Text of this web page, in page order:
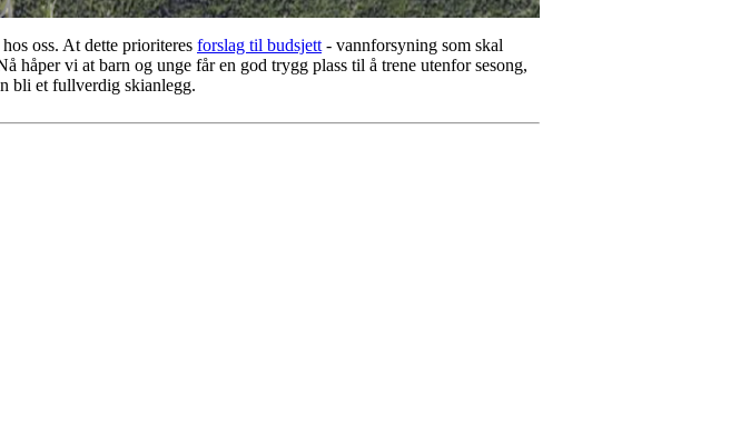
oss. At dette prioriteres forslag til budsjett - vannforsyning som skal
vi at barn og unge får en god trygg plass til å trene utenfor sesong,
bli et fullverdig skianlegg.